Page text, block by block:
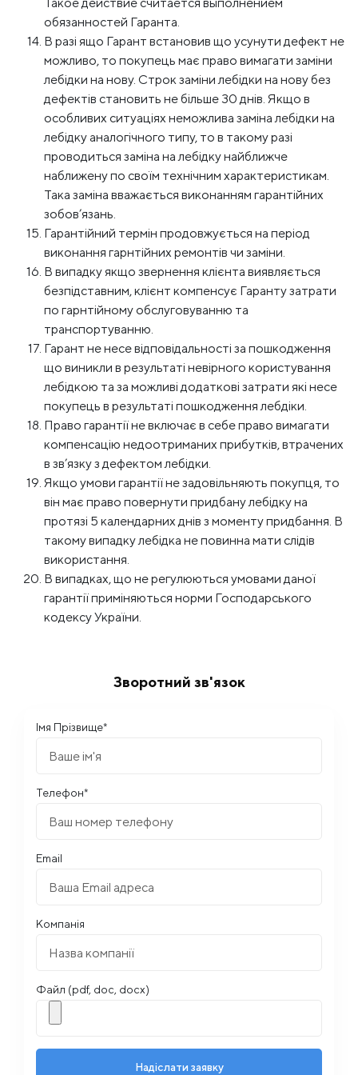
обязанностей Гаранта.
В разі ящо Гарант встановив що усунути дефект не
можливо, то покупець має право вимагати заміни
лебідки на нову. Строк заміни лебідки на нову без
дефектів становить не більше 30 днів. Якщо в
особливих ситуаціях неможлива заміна лебідки на
лебідку аналогічного типу, то в такому разі
проводиться заміна на лебідку найближче
наближену по своїм технічним характеристикам.
Така заміна вважається виконанням гарантійних
зобов’язань.
Гарантійний термін продовжується на період
виконання гарнтійних ремонтів чи заміни.
В випадку якщо звернення клієнта виявляється
безпідставним, клієнт компенсує Гаранту затрати
по гарнтійному обслуговуванню та
транспортуванню.
Гарант не несе відповідальності за пошкодження
що виникли в результаті невірного користування
лебідкою та за можливі додаткові затрати які несе
покупець в результаті пошкодження лебдіки.
Право гарантії не включає в себе право вимагати
компенсацію недоотриманих прибутків, втрачених
в зв’язку з дефектом лебідки.
Якщо умови гарантії не задовільняють покупця, то
він має право повернути придбану лебідку на
протязі 5 календарних днів з моменту придбання. В
такому випадку лебідка не повинна мати слідів
використання.
В випадках, що не регулюються умовами даної
гарантії приміняються норми Господарського
кодексу України.
Зворотний зв'язок
Імя Прізвище*
Телефон*
Email
Компанія
Файл (pdf, doc, docx)
Надіслати заявку